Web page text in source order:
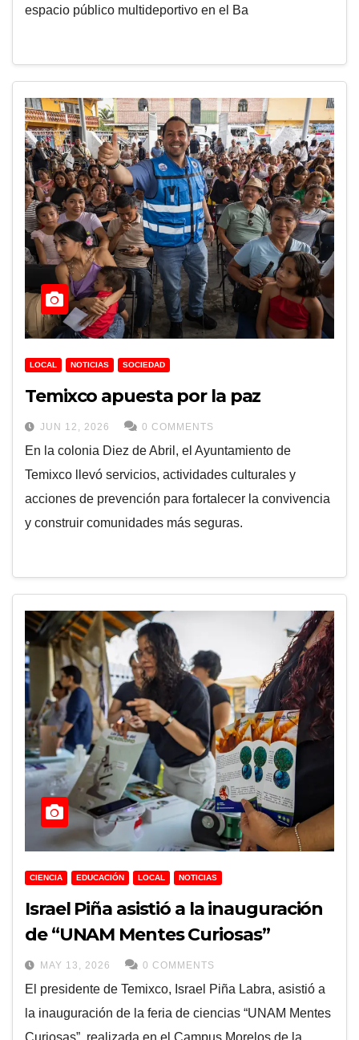
espacio público multideportivo en el Ba
LOCAL NOTICIAS SOCIEDAD
Temixco apuesta por la paz
JUN 12, 2026 0 COMMENTS
En la colonia Diez de Abril, el Ayuntamiento de
Temixco llevó servicios, actividades culturales y
acciones de prevención para fortalecer la convivencia
y construir comunidades más seguras.
CIENCIA EDUCACIÓN LOCAL NOTICIAS
Israel Piña asistió a la inauguración
de “UNAM Mentes Curiosas”
MAY 13, 2026 0 COMMENTS
El presidente de Temixco, Israel Piña Labra, asistió a
la inauguración de la feria de ciencias “UNAM Mentes